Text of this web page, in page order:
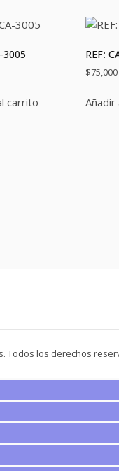
3005
carrito
REF:
$75,000
Todos los derechos